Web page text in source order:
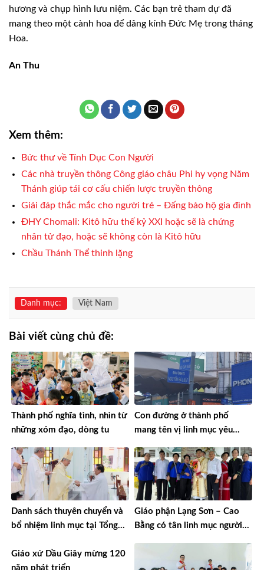
hương và chụp hình lưu niệm. Các bạn trẻ tham dự đã
mang theo một cành hoa để dâng kính Đức Mẹ trong tháng
Hoa.
An Thu
Xem thêm:
Bức thư về Tính Dục Con Người
Các nhà truyền thông Công giáo châu Phi hy vọng Năm
Thánh giúp tái cơ cấu chiến lược truyền thông
Giải đáp thắc mắc cho người trẻ – Đấng bảo hộ gia đình
ĐHY Chomali: Kitô hữu thế kỷ XXI hoặc sẽ là chứng
nhân tử đạo, hoặc sẽ không còn là Kitô hữu
Chầu Thánh Thể thinh lặng
Danh mục: Việt Nam
Bài viết cùng chủ đề:
Thành phố nghĩa tình, nhìn từ
những xóm đạo, dòng tu
Con đường ở thành phố
mang tên vị linh mục yêu
Danh sách thuyên chuyển và
bổ nhiệm linh mục tại Tổng
Giáo phận Lạng Sơn – Cao
Bằng có tân linh mục người
Giáo xứ Dầu Giây mừng 120
năm phát triển